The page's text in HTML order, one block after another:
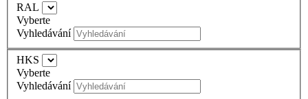
RAL
Vyberte
Vyhledávání
HKS
Vyberte
Vyhledávání